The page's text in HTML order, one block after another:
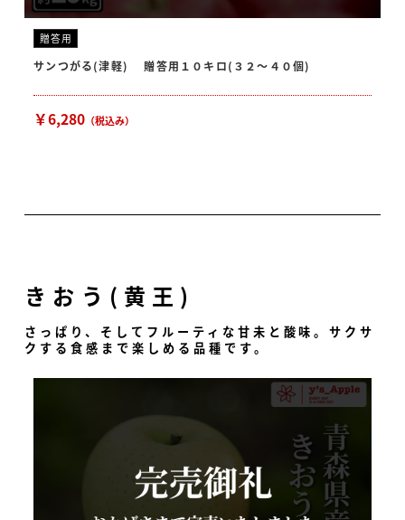
贈答用
サンつがる(津軽) 贈答用１０キロ(３２〜４０個)
￥6,280 （税込み）
きおう(黄王)
さっぱり、そしてフルーティな甘未と酸味。サクサ
クする食感まで楽しめる品種です。